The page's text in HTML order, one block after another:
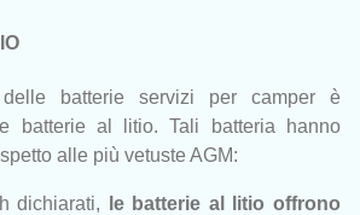
delle batterie servizi per camper è
batterie al litio. Tali batteria hanno
alle più vetuste AGM:
dichiarati, le batterie al litio offrono